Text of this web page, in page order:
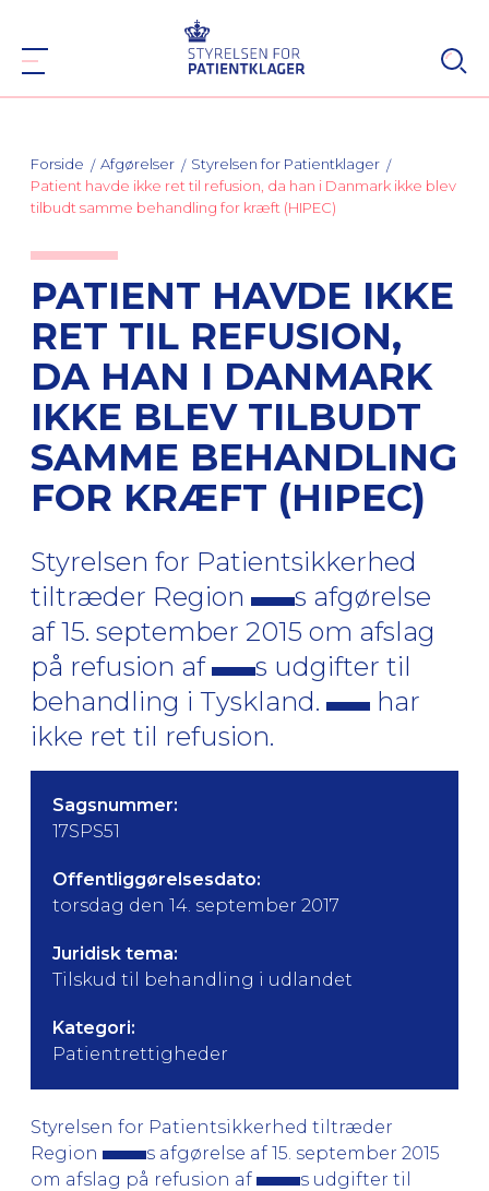
Forside Afgørelser
Styrelsen for Patientklager
Patient havde ikke ret til refusion, da han i Danmark ikke blev
tilbudt samme behandling for kræft (HIPEC)
PATIENT HAVDE IKKE
RET TIL REFUSION,
DA HAN I DANMARK
IKKE BLEV TILBUDT
SAMME BEHANDLING
FOR KRÆFT (HIPEC)
Styrelsen for Patientsikkerhed
tiltræder Region
s afgørelse
af 15. september 2015 om afslag
på refusion af
s udgifter til
behandling i Tyskland.
har
ikke ret til refusion.
Sagsnummer:
17SPS51
Offentliggørelsesdato:
torsdag den 14. september 2017
Juridisk tema:
Tilskud til behandling i udlandet
Kategori:
Patientrettigheder
Styrelsen for Patientsikkerhed tiltræder
Region
s afgørelse af 15. september 2015
om afslag på refusion af
s udgifter til